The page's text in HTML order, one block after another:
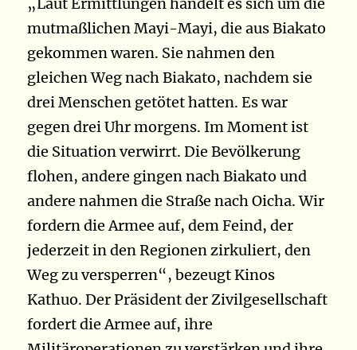
„Laut Ermittlungen handelt es sich um die
mutmaßlichen Mayi-Mayi, die aus Biakato
gekommen waren. Sie nahmen den
gleichen Weg nach Biakato, nachdem sie
drei Menschen getötet hatten. Es war
gegen drei Uhr morgens. Im Moment ist
die Situation verwirrt. Die Bevölkerung
flohen, andere gingen nach Biakato und
andere nahmen die Straße nach Oicha. Wir
fordern die Armee auf, dem Feind, der
jederzeit in den Regionen zirkuliert, den
Weg zu versperren“, bezeugt Kinos
Kathuo. Der Präsident der Zivilgesellschaft
fordert die Armee auf, ihre